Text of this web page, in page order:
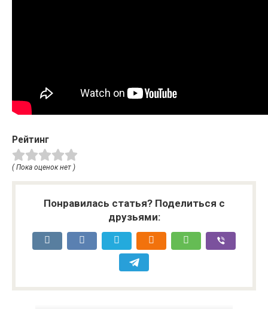
Рейтинг
( Пока оценок нет )
Понравилась статья? Поделиться с
друзьями: